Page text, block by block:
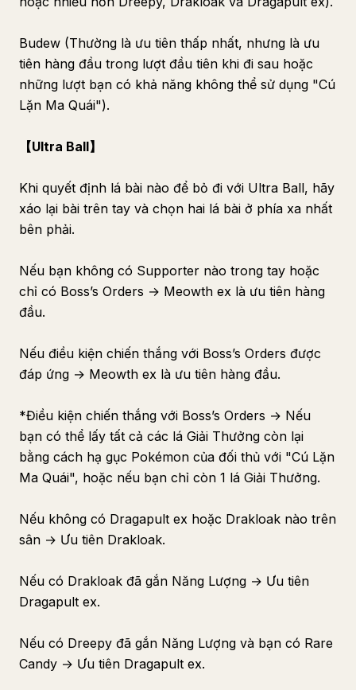
Budew (Thường là ưu tiên thấp nhất, nhưng là ưu
tiên hàng đầu trong lượt đầu tiên khi đi sau hoặc
những lượt bạn có khả năng không thể sử dụng "Cú
Lặn Ma Quái").
【Ultra Ball】
Khi quyết định lá bài nào để bỏ đi với Ultra Ball, hãy
xáo lại bài trên tay và chọn hai lá bài ở phía xa nhất
bên phải.
Nếu bạn không có Supporter nào trong tay hoặc
chỉ có Boss’s Orders → Meowth ex là ưu tiên hàng
đầu.
Nếu điều kiện chiến thắng với Boss’s Orders được
đáp ứng → Meowth ex là ưu tiên hàng đầu.
*Điều kiện chiến thắng với Boss’s Orders → Nếu
bạn có thể lấy tất cả các lá Giải Thưởng còn lại
bằng cách hạ gục Pokémon của đối thủ với "Cú Lặn
Ma Quái", hoặc nếu bạn chỉ còn 1 lá Giải Thưởng.
Nếu không có Dragapult ex hoặc Drakloak nào trên
sân → Ưu tiên Drakloak.
Nếu có Drakloak đã gắn Năng Lượng → Ưu tiên
Dragapult ex.
Nếu có Dreepy đã gắn Năng Lượng và bạn có Rare
Candy → Ưu tiên Dragapult ex.